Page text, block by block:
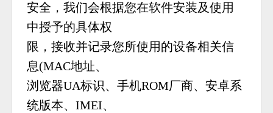
安全，我们会根据您在软件安装及使用
中授予的具体权
限，接收并记录您所使用的设备相关信
息(MAC地址、
浏览器UA标识、手机ROM厂商、安卓系
统版本、IMEI、